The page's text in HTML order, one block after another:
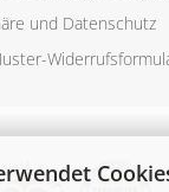
und Datenschutz